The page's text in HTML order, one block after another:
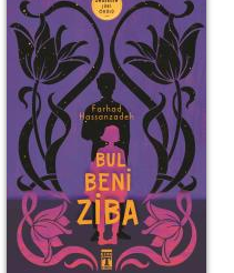
Bul Beni Ziba